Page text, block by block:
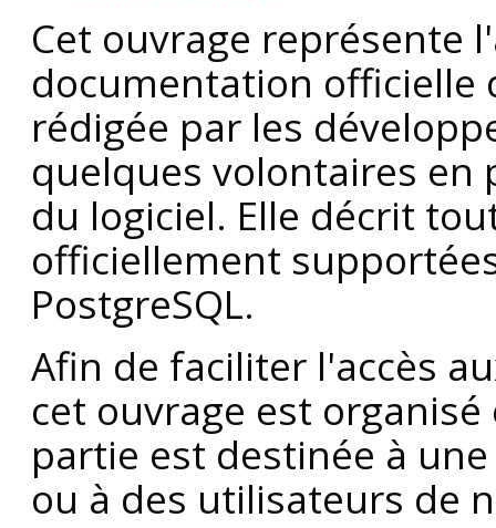
Cet ouvrage représente
documentation officielle
rédigée par les
quelques volontaires en
du logiciel. Elle décrit
officiellement
PostgreSQL.
Afin de faciliter l'accès
cet ouvrage est
partie est destinée à
ou à des utilisateurs de